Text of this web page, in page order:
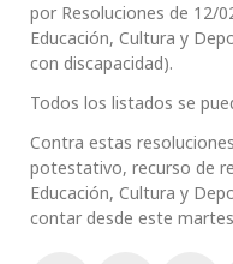
por Resoluciones de 12/
Educación, Cultura y
con discapacidad).
Todos los listados se
Contra estas
potestativo, recurso de
Educación, Cultura y
contar desde este